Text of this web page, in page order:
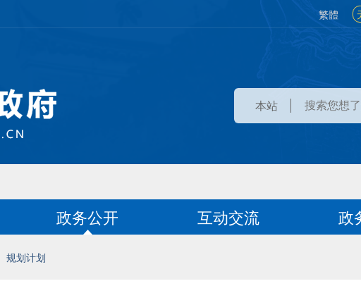
繁體
本站
政务公开 互动交流 政
规划计划